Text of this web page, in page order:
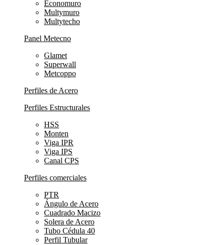
Economuro
Multymuro
Multytecho
Panel Metecno
Glamet
Superwall
Metcoppo
Perfiles de Acero
Perfiles Estructurales
HSS
Monten
Viga IPR
Viga IPS
Canal CPS
Perfiles comerciales
PTR
Ángulo de Acero
Cuadrado Macizo
Solera de Acero
Tubo Cédula 40
Perfil Tubular